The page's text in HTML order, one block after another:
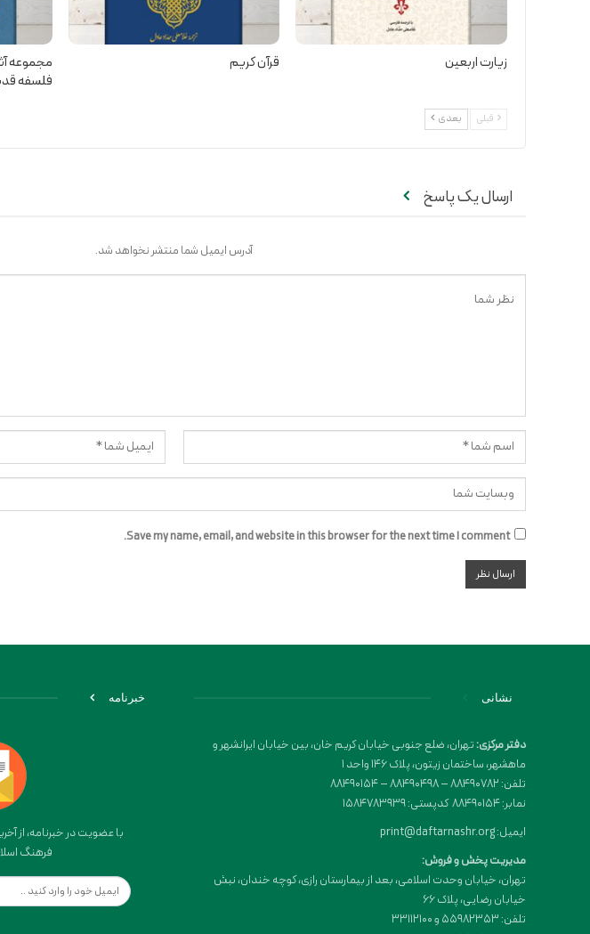
زیارت اربعین قرآن کریم
فلسفه
قبلی بعدی
ارسال یک پاسخ
آدرس ایمیل شما منتشر نخواهد شد.
Save my name, email, and website in this browser for the next time I comment.
نشانی
دفتر مرکزی:تهران، ضلع جنوبی خیابان کریم خان، بین خیابان ایرانشهر و
ماهشهر، ساختمان زیتون، پلاک 146 واحد 1
تلفن: 88490782 – 88490498 – 88490154
نمابر: 88490154 کدپستی: 1584783939
ایمیل: print@daftarnashr.org
مدیریت پخش و فروش:
تهران، خیابان وحدت اسلامی، بعد از بیمارستان رازی، کوچه خندان، نبش
خیابان رضایی، پلاک ۶۶
تلفن: 55982353 و 33112100
خبرنامه
با عضویت در خبرنامه، از
فرهنگ